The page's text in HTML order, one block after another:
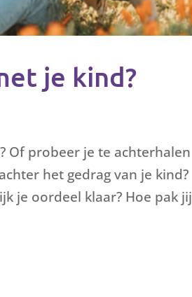
je kind?
Of probeer je te achterhalen
het gedrag van je kind?
je oordeel klaar? Hoe pak jij